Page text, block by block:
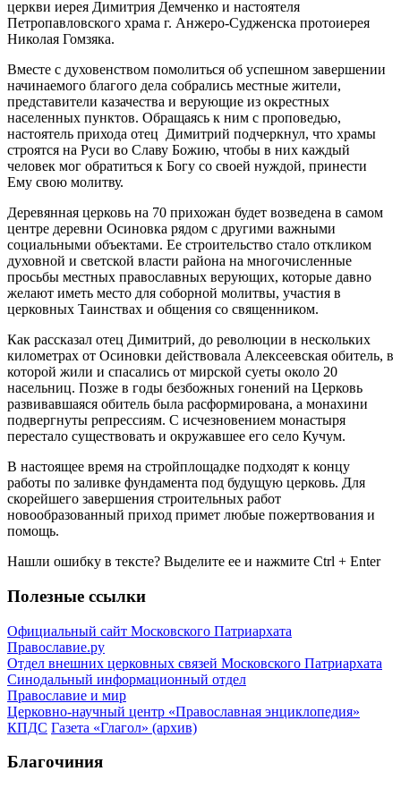
церкви иерея Димитрия Демченко и настоятеля
Петропавловского храма г. Анжеро-Судженска протоиерея
Николая Гомзяка.
Вместе с духовенством помолиться об успешном завершении
начинаемого благого дела собрались местные жители,
представители казачества и верующие из окрестных
населенных пунктов. Обращаясь к ним с проповедью,
настоятель прихода отец Димитрий подчеркнул, что храмы
строятся на Руси во Славу Божию, чтобы в них каждый
человек мог обратиться к Богу со своей нуждой, принести
Ему свою молитву.
Деревянная церковь на 70 прихожан будет возведена в самом
центре деревни Осиновка рядом с другими важными
социальными объектами. Ее строительство стало откликом
духовной и светской власти района на многочисленные
просьбы местных православных верующих, которые давно
желают иметь место для соборной молитвы, участия в
церковных Таинствах и общения со священником.
Как рассказал отец Димитрий, до революции в нескольких
километрах от Осиновки действовала Алексеевская обитель, в
которой жили и спасались от мирской суеты около 20
насельниц. Позже в годы безбожных гонений на Церковь
развивавшаяся обитель была расформирована, а монахини
подвергнуты репрессиям. С исчезновением монастыря
перестало существовать и окружавшее его село Кучум.
В настоящее время на стройплощадке подходят к концу
работы по заливке фундамента под будущую церковь. Для
скорейшего завершения строительных работ
новообразованный приход примет любые пожертвования и
помощь.
Нашли ошибку в тексте? Выделите ее и нажмите Ctrl + Enter
Полезные ссылки
Официальный сайт Московского Патриархата
Православие.ру
Отдел внешних церковных связей Московского Патриархата
Синодальный информационный отдел
Православие и мир
Церковно-научный центр «Православная энциклопедия»
КПДС Газета «Глагол» (архив)
Благочиния